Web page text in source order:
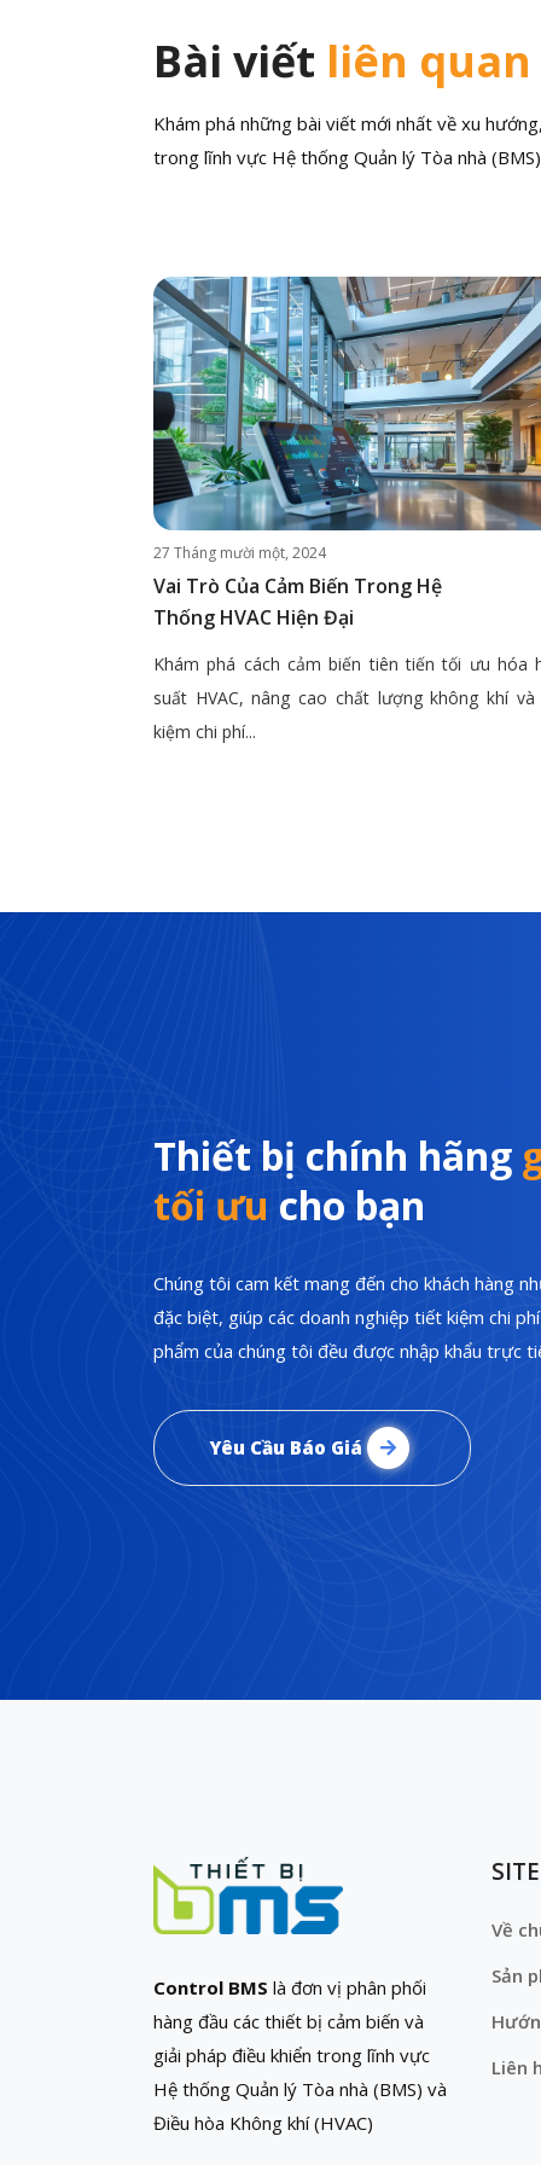
Bài viết liên quan
Khám phá những bài viết mới nhất về xu
trong lĩnh vực Hệ thống Quản lý Tòa nhà
27 Tháng mười một, 2024
Vai Trò Của Cảm Biến Trong Hệ
Thống HVAC Hiện Đại
Khám phá cách cảm biến tiên tiến tối ưu hóa
suất HVAC, nâng cao chất lượng không khí
kiệm chi phí...
Thiết bị chính hãng
tối ưu cho bạn
Chúng tôi cam kết mang đến cho khách hàng
đặc biệt, giúp các doanh nghiệp tiết kiệm chi
phẩm của chúng tôi đều được nhập khẩu trực
Yêu Cầu Báo Giá
Control BMS là đơn vị phân phối
hàng đầu các thiết bị cảm biến và
giải pháp điều khiển trong lĩnh vực
Hệ thống Quản lý Tòa nhà (BMS) và
Điều hòa Không khí (HVAC)
Về
Sản
Liên